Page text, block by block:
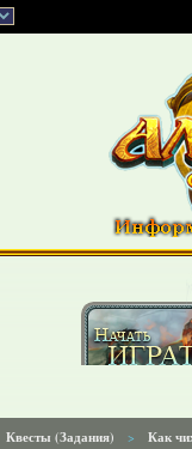
Квесты (Задания) > Как